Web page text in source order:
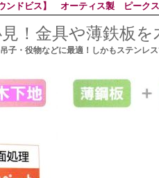
ウンドビス】 オーティス製 ピー
！金具や薄鉄板
子・役物などに最適！しかもステンレス